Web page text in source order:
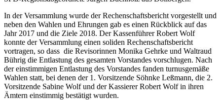
In der Versammlung wurde der Rechenschaftsbericht vorgestellt und
neben den Wahlen und Ehrungen gab es einen Rückblick auf das
Jahr 2017 und die Ziele 2018. Der Kassenführer Robert Wolf
konnte der Versammlung einen soliden Rechenschaftsbericht
vortragen, so dass die Revisorinnen Monika Gehrke und Waltraud
Bührig die Entlastung des gesamten Vorstandes vorschlugen. Nach
der einstimmigen Entlastung des Vorstandes fanden turnusgemäße
Wahlen statt, bei denen der 1. Vorsitzende Söhnke Leßmann, die 2.
Vorsitzende Sabine Wolf und der Kassierer Robert Wolf in ihren
Ämtern einstimmig bestätigt wurden.